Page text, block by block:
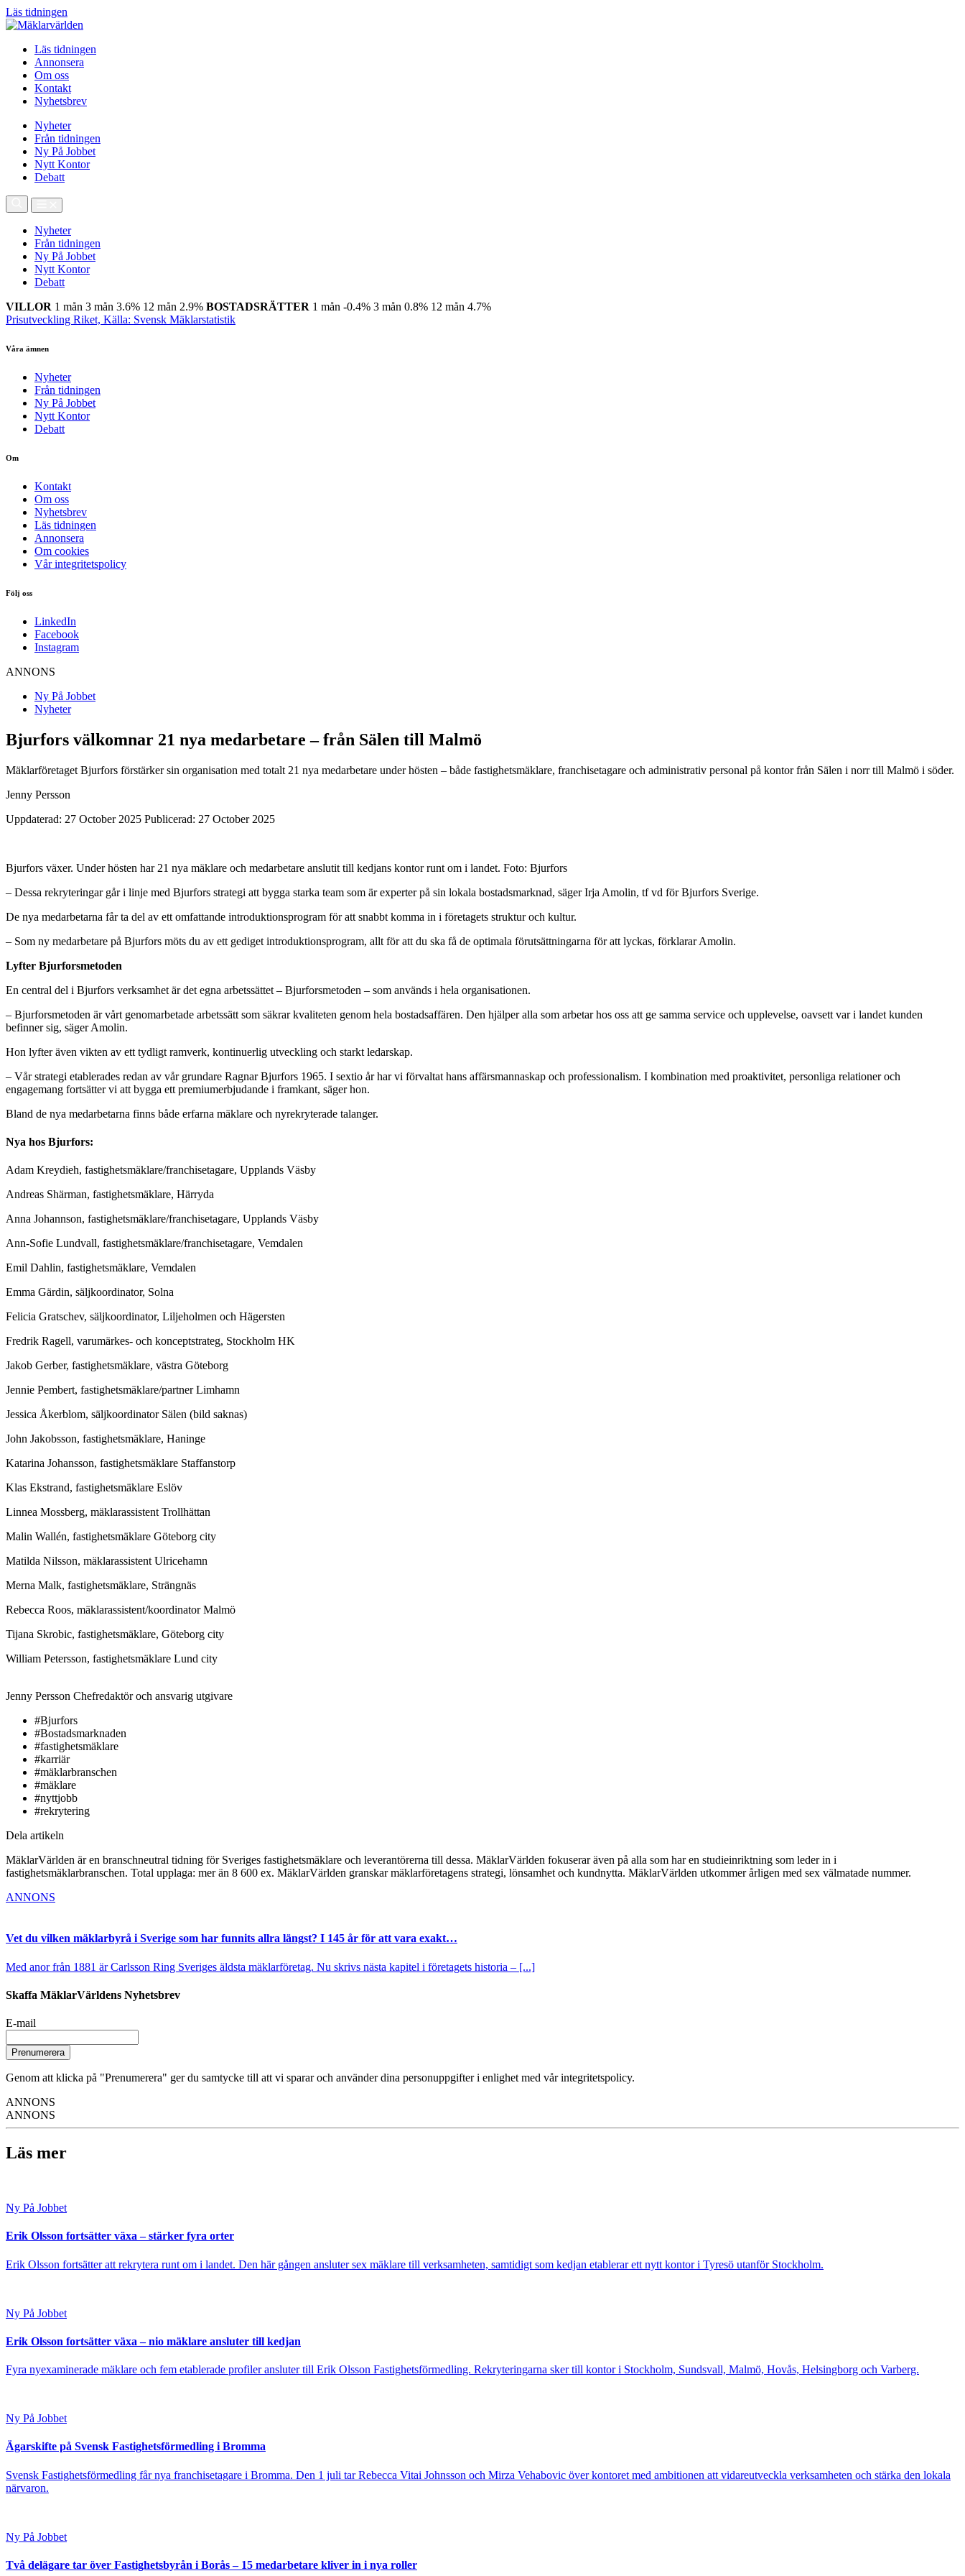
Läs tidningen
Läs tidningen
Annonsera
Om oss
Kontakt
Nyhetsbrev
Nyheter
Från tidningen
Ny På Jobbet
Nytt Kontor
Debatt
Nyheter
Från tidningen
Ny På Jobbet
Nytt Kontor
Debatt
VILLOR 1 mån 3 mån 3.6% 12 mån 2.9% BOSTADSRÄTTER 1 mån -0.4% 3 mån 0.8% 12 mån 4.7%
Prisutveckling Riket, Källa: Svensk Mäklarstatistik
Våra ämnen
Nyheter
Från tidningen
Ny På Jobbet
Nytt Kontor
Debatt
Om
Kontakt
Om oss
Nyhetsbrev
Läs tidningen
Annonsera
Om cookies
Vår integritetspolicy
Följ oss
LinkedIn
Facebook
Instagram
ANNONS
Ny På Jobbet
Nyheter
Bjurfors välkomnar 21 nya medarbetare – från Sälen till Malmö
Mäklarföretaget Bjurfors förstärker sin organisation med totalt 21 nya medarbetare under hösten – både fastighetsmäklare, franchisetagare och administrativ personal på kontor från Sälen i norr till Malmö i söder.
Jenny Persson
Uppdaterad: 27 October 2025 Publicerad: 27 October 2025
Bjurfors växer. Under hösten har 21 nya mäklare och medarbetare anslutit till kedjans kontor runt om i landet. Foto: Bjurfors
– Dessa rekryteringar går i linje med Bjurfors strategi att bygga starka team som är experter på sin lokala bostadsmarknad, sägerIrja Amolin, tf vd för Bjurfors Sverige.
De nya medarbetarna får ta del av ett omfattande introduktionsprogram för att snabbt komma in i företagets struktur och kultur.
– Som ny medarbetare på Bjurfors möts du av ett gediget introduktionsprogram, allt för att du ska få de optimala förutsättningarna för att lyckas, förklarar Amolin.
Lyfter Bjurforsmetoden
En central del i Bjurfors verksamhet är det egna arbetssättet – Bjurforsmetoden – som används i hela organisationen.
– Bjurforsmetoden är vårt genomarbetade arbetssätt som säkrar kvaliteten genom hela bostadsaffären. Den hjälper alla som arbetar hos oss att ge samma service och upplevelse, oavsett var i landet kunden
befinner sig, säger Amolin.
Hon lyfter även vikten av ett tydligt ramverk, kontinuerlig utveckling och starkt ledarskap.
– Vår strategi etablerades redan av vår grundare Ragnar Bjurfors 1965. I sextio år har vi förvaltat hans affärsmannaskap och professionalism. I kombination med proaktivitet, personliga relationer och
engagemang fortsätter vi att bygga ett premiumerbjudande i framkant, säger hon.
Bland de nya medarbetarna finns både erfarna mäklare och nyrekryterade talanger.
Nya hos Bjurfors:
Adam Kreydieh, fastighetsmäklare/franchisetagare, Upplands Väsby
Andreas Shärman, fastighetsmäklare, Härryda
Anna Johannson, fastighetsmäklare/franchisetagare, Upplands Väsby
Ann-Sofie Lundvall, fastighetsmäklare/franchisetagare, Vemdalen
Emil Dahlin, fastighetsmäklare, Vemdalen
Emma Gärdin, säljkoordinator, Solna
Felicia Gratschev, säljkoordinator, Liljeholmen och Hägersten
Fredrik Ragell, varumärkes- och konceptstrateg, Stockholm HK
Jakob Gerber, fastighetsmäklare, västra Göteborg
Jennie Pembert, fastighetsmäklare/partner Limhamn
Jessica Åkerblom, säljkoordinator Sälen (bild saknas)
John Jakobsson, fastighetsmäklare, Haninge
Katarina Johansson, fastighetsmäklare Staffanstorp
Klas Ekstrand, fastighetsmäklare Eslöv
Linnea Mossberg, mäklarassistent Trollhättan
Malin Wallén, fastighetsmäklare Göteborg city
Matilda Nilsson, mäklarassistent Ulricehamn
Merna Malk, fastighetsmäklare, Strängnäs
Rebecca Roos, mäklarassistent/koordinator Malmö
Tijana Skrobic, fastighetsmäklare, Göteborg city
William Petersson, fastighetsmäklare Lund city
Jenny Persson Chefredaktör och ansvarig utgivare
#Bjurfors
#Bostadsmarknaden
#fastighetsmäklare
#karriär
#mäklarbranschen
#mäklare
#nyttjobb
#rekrytering
Dela artikeln
MäklarVärlden är en branschneutral tidning för Sveriges fastighetsmäklare och leverantörerna till dessa. MäklarVärlden fokuserar även på alla som har en studieinriktning som leder in i
fastighetsmäklarbranschen. Total upplaga: mer än 8 600 ex. MäklarVärlden granskar mäklarföretagens strategi, lönsamhet och kundnytta. MäklarVärlden utkommer årligen med sex välmatade nummer.
ANNONS
Vet du vilken mäklarbyrå i Sverige som har funnits allra längst? I 145 år för att vara exakt…
Med anor från 1881 är Carlsson Ring Sveriges äldsta mäklarföretag. Nu skrivs nästa kapitel i företagets historia – [...]
Skaffa MäklarVärldens Nyhetsbrev
E-mail
Prenumerera
Genom att klicka på "Prenumerera" ger du samtycke till att vi sparar och använder dina personuppgifter i enlighet med vår integritetspolicy.
ANNONS
ANNONS
Läs mer
Ny På Jobbet
Erik Olsson fortsätter växa – stärker fyra orter
Erik Olsson fortsätter att rekrytera runt om i landet. Den här gången ansluter sex mäklare till verksamheten, samtidigt som kedjan etablerar ett nytt kontor i Tyresö utanför Stockholm.
Ny På Jobbet
Erik Olsson fortsätter växa – nio mäklare ansluter till kedjan
Fyra nyexaminerade mäklare och fem etablerade profiler ansluter till Erik Olsson Fastighetsförmedling. Rekryteringarna sker till kontor i Stockholm, Sundsvall, Malmö, Hovås, Helsingborg och Varberg.
Ny På Jobbet
Ägarskifte på Svensk Fastighetsförmedling i Bromma
Svensk Fastighetsförmedling får nya franchisetagare i Bromma. Den 1 juli tar Rebecca Vitai Johnsson och Mirza Vehabovic över kontoret med ambitionen att vidareutveckla verksamheten och stärka den lokala
närvaron.
Ny På Jobbet
Två delägare tar över Fastighetsbyrån i Borås – 15 medarbetare kliver in i nya roller